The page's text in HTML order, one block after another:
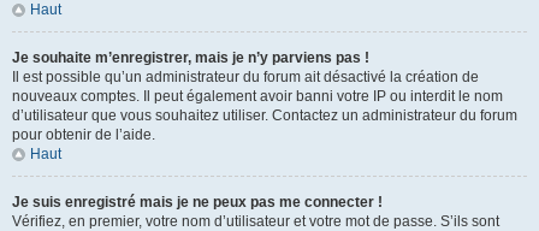
Haut
Je souhaite m’enregistrer, mais je n’y parviens pas !
Il est possible qu’un administrateur du forum ait désactivé la création de
nouveaux comptes. Il peut également avoir banni votre IP ou interdit le nom
d’utilisateur que vous souhaitez utiliser. Contactez un administrateur du forum
pour obtenir de l’aide.
Haut
Je suis enregistré mais je ne peux pas me connecter !
Vérifiez, en premier, votre nom d’utilisateur et votre mot de passe. S’ils sont